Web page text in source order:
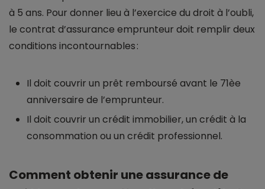
à 5 ans. Pour donner lieu à l’exercice du droit à l’oubli,
le contrat d’assurance emprunteur doit remplir deux
conditions incontournables :
Il doit couvrir un prêt remboursé avant le 71èe
anniversaire de l’emprunteur.
Il doit couvrir un crédit immobilier, un crédit à la
consommation ou un crédit professionnel.
Comment obtenir une assurance de